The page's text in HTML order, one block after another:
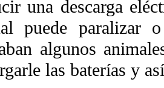
una descarga
puede paralizar
algunos
las baterías y